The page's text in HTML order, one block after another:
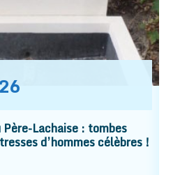
Lachaise : tombes
d’hommes célèbres !